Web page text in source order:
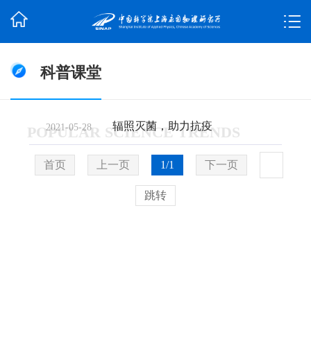
科普课堂
POPULAR SCIENCE TRENDS
2021-05-28 辐照灭菌，助力抗疫
首页 上一页 1/1 下一页
跳转